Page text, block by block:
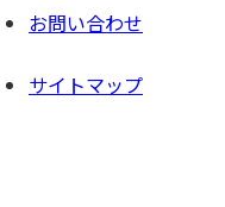
お問い合わせ
サイトマップ